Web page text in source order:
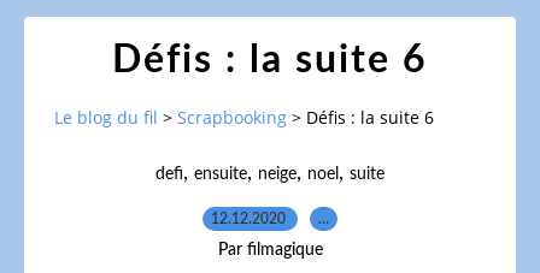
Défis : la suite 6
Le blog du fil > Scrapbooking > Défis : la suite 6
defi, ensuite, neige, noel , suite
12.12.2020 …
Par filmagique